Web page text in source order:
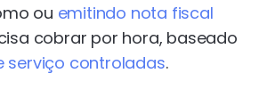
ou emitindo nota fiscal
cobrar por hora, baseado
serviço controladas.